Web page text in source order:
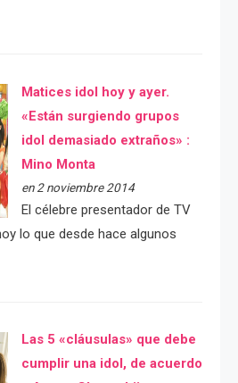
Matices idol hoy y ayer.
«Están surgiendo grupos
idol demasiado extraños» :
Mino Monta
en 2 noviembre 2014
El célebre presentador de TV
lo que desde hace algunos
Las 5 «cláusulas» que debe
cumplir una idol, de acuerdo